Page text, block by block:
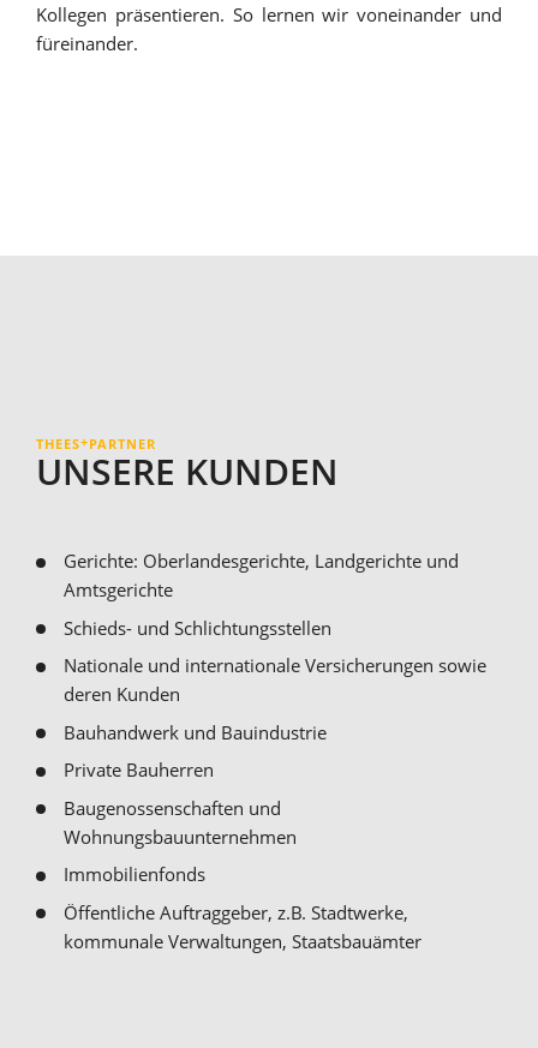
Kollegen präsentieren. So lernen wir voneinander und
füreinander.
THEES+PARTNER
UNSERE KUNDEN
Gerichte: Oberlandesgerichte, Landgerichte und
Amtsgerichte
Schieds- und Schlichtungsstellen
Nationale und internationale Versicherungen sowie
deren Kunden
Bau­handwerk und Bauindustrie
Private Bau­herren
Bau­genossenschaften und
Wohnungsbauunternehmen
Immobilienfonds
Öffentliche Auftraggeber, z.B. Stadtwerke,
kommunale Verwaltungen, Staatsbau­ämter